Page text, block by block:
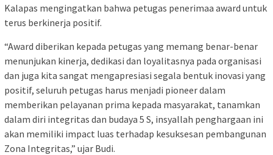
Kalapas mengingatkan bahwa petugas penerimaa award untuk
terus berkinerja positif.
“Award diberikan kepada petugas yang memang benar-benar
menunjukan kinerja, dedikasi dan loyalitasnya pada organisasi
dan juga kita sangat mengapresiasi segala bentuk inovasi yang
positif, seluruh petugas harus menjadi pioneer dalam
memberikan pelayanan prima kepada masyarakat, tanamkan
dalam diri integritas dan budaya 5 S, insyallah penghargaan ini
akan memiliki impact luas terhadap kesuksesan pembangunan
Zona Integritas,” ujar Budi.